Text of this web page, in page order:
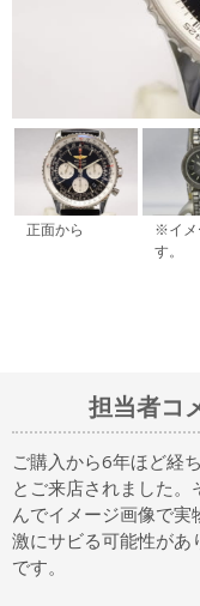
正面から
※イメ
す。
担当者コ
ご購入から6年ほど経
とご来店されました
んでイメージ画像で
激にサビる可能性があ
です。